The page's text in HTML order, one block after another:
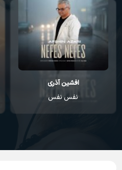
افشین آذری
نفس نفس